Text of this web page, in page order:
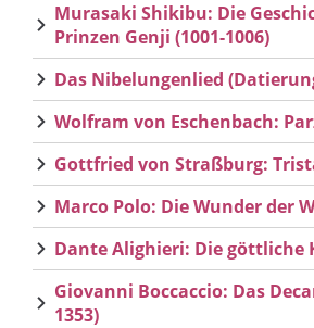
Murasaki Shikibu: Die
Prinzen Genji (1001-1006)
Das Nibelungenlied
Wolfram von Eschenbach:
Gottfried von Straßburg:
Marco Polo: Die Wunder der
Dante Alighieri: Die göttliche
Giovanni Boccaccio: Das
1353)